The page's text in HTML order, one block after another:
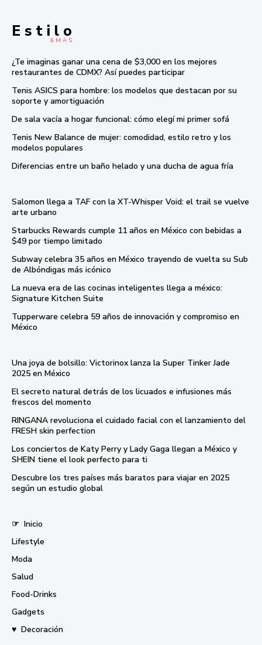
E s t i l o
& M À S
¿Te imaginas ganar una cena de $3,000 en los mejores
restaurantes de CDMX? Así puedes participar
Tenis ASICS para hombre: los modelos que destacan por su
soporte y amortiguación
De sala vacía a hogar funcional: cómo elegí mi primer sofá
Tenis New Balance de mujer: comodidad, estilo retro y los
modelos populares
Diferencias entre un baño helado y una ducha de agua fría
Salomon llega a TAF con la XT-Whisper Void: el trail se vuelve
arte urbano
Starbucks Rewards cumple 11 años en México con bebidas a
$49 por tiempo limitado
Subway celebra 35 años en México trayendo de vuelta su Sub
de Albóndigas más icónico
La nueva era de las cocinas inteligentes llega a méxico:
Signature Kitchen Suite
Tupperware celebra 59 años de innovación y compromiso en
México
Una joya de bolsillo: Victorinox lanza la Super Tinker Jade
2025 en México
El secreto natural detrás de los licuados e infusiones más
frescos del momento
RINGANA revoluciona el cuidado facial con el lanzamiento del
FRESH skin perfection
Los conciertos de Katy Perry y Lady Gaga llegan a México y
SHEIN tiene el look perfecto para ti
Descubre los tres países más baratos para viajar en 2025
según un estudio global
☞ Inicio
Lifestyle
Moda
Salud
Food-Drinks
Gadgets
♥ Decoración